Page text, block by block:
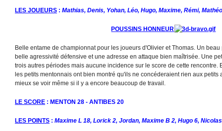
LES JOUEURS : Mathias, Denis, Yohan, Léo, Hugo, Maxime, Rémi, Mathéo
POUSSINS HONNEUR
Belle entame de championnat pour les joueurs d'Olivier et Thomas. Un
belle agressivité défensive et une adresse en attaque bien maîtrisée. Une
trois autres périodes mais aucune incidence sur le score de cette rencontre.
les petits mentonnais ont bien montré qu'ils ne concéderaient rien aux petits
mieux se voir même si il y a encore beaucoup de travail.
LE SCORE : MENTON 28 - ANTIBES 20
LES POINTS : Maxime L 18, Lorick 2, Jordan, Maxime B 2, Hugo 6,